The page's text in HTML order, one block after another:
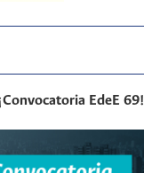
EdeE 69!